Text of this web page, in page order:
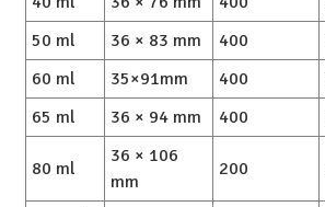
50 ml
36 × 83 mm 400
60 ml
35×91mm 400
65 ml
36 × 94 mm 400
80 ml
36 × 106
mm
200